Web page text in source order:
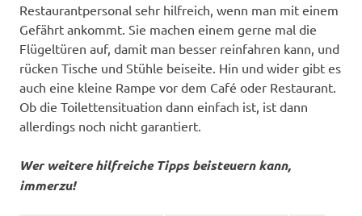
Restaurantpersonal sehr hilfreich, wenn man mit einem
Gefährt ankommt. Sie machen einem gerne mal die
Flügeltüren auf, damit man besser reinfahren kann, und
rücken Tische und Stühle beiseite. Hin und wider gibt es
auch eine kleine Rampe vor dem Café oder Restaurant.
Ob die Toilettensituation dann einfach ist, ist dann
allerdings noch nicht garantiert.
Wer weitere hilfreiche Tipps beisteuern kann,
immerzu!